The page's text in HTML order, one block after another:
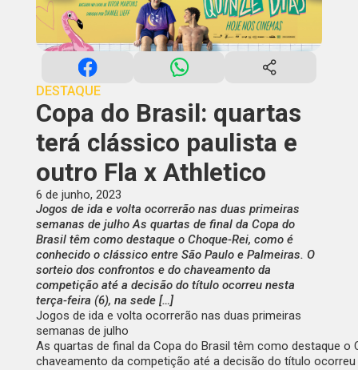
DESTAQUE
Copa do Brasil: quartas
terá clássico paulista e
outro Fla x Athletico
6 de junho, 2023
Jogos de ida e volta ocorrerão nas duas primeiras
semanas de julho As quartas de final da Copa do
Brasil têm como destaque o Choque-Rei, como é
conhecido o clássico entre São Paulo e Palmeiras. O
sorteio dos confrontos e do chaveamento da
competição até a decisão do título ocorreu nesta
terça-feira (6), na sede […]
Jogos de ida e volta ocorrerão nas duas primeiras
semanas de julho
As quartas de final da Copa do Brasil têm como destaque
chaveamento da competição até a decisão do título